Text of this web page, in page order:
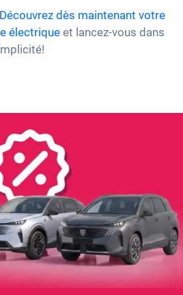
Découvrez dès maintenant votre
électrique et lancez-vous dans